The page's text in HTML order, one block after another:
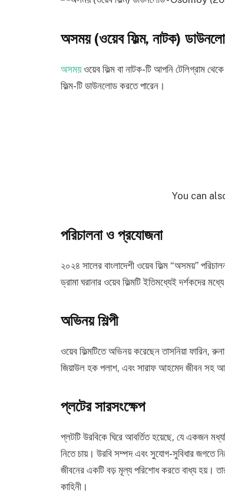
অসময় (ওয়েব ফিল্ম, নাটক)
অসময়ওয়েব ফিল্ম বা নাটক-টি আপনি টেলিগ্রাম
ফিল্ম-টি ডাউনলোড করতে পারেন।
You can
পরিচালনা ও প্রযোজনা
২০২৪ সালের বাংলাদেশী ওয়েব ফিল্ম “অসময়”
ড্রামা ঘরানার ওয়েব ফিল্মটি ইতিমধ্যেই দর্শকদের
অভিনয় শিল্পী
ওয়েব ফিল্মটিতে অভিনয় করেছেন তাসনিয়া ফারিন,
জিয়াউল হক পলাশ, এবং সারাফ আহমেদ জীবন সহ
প্লটের সারসংক্ষেপ
প্লটটি উরবিকে ঘিরে আবর্তিত হয়েছে, যে একজন
নিতে চায়। উরবি সম্পদ এবং সুযোগ-সুবিধার জগতে
জীবনের একটি বড় মূল্য পরিশোধ করতে বাধ্য হয়। তার
কাহিনী।